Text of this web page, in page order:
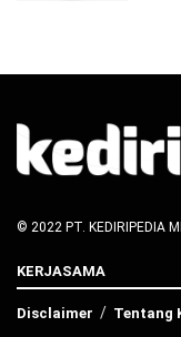
© 2022 PT. KEDIRIPEDIA
KERJASAMA
Disclaimer Tentang